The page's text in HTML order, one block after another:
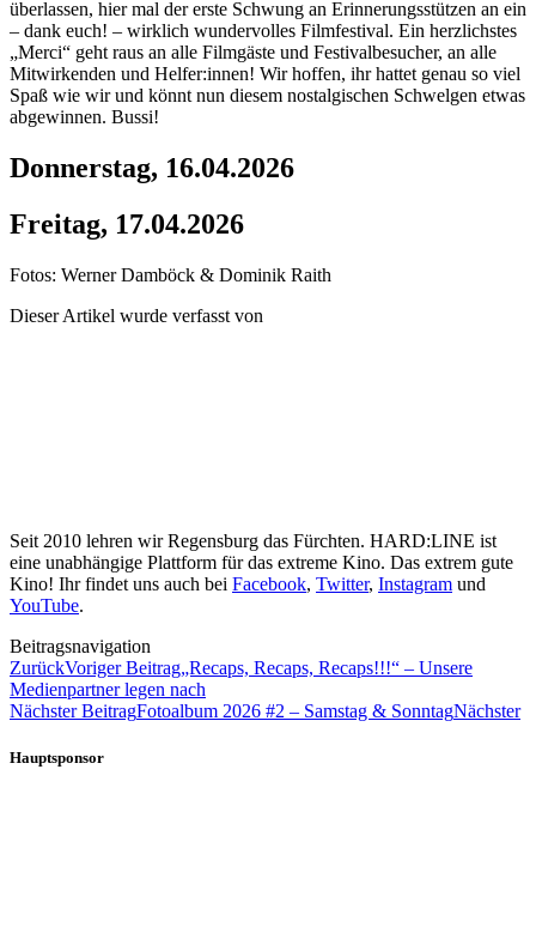
überlassen, hier mal der erste Schwung an Erinnerungsstützen an ein
– dank euch! – wirklich wundervolles Filmfestival. Ein herzlichstes
„Merci“ geht raus an alle Filmgäste und Festivalbesucher, an alle
Mitwirkenden und Helfer:innen! Wir hoffen, ihr hattet genau so viel
Spaß wie wir und könnt nun diesem nostalgischen Schwelgen etwas
abgewinnen. Bussi!
Donnerstag, 16.04.2026
Freitag, 17.04.2026
Fotos: Werner Damböck & Dominik Raith
Dieser Artikel wurde verfasst von
Seit 2010 lehren wir Regensburg das Fürchten. HARD:LINE ist
eine unabhängige Plattform für das extreme Kino. Das extrem gute
Kino! Ihr findet uns auch bei Facebook, Twitter, Instagram und
YouTube.
Beitragsnavigation
ZurückVoriger Beitrag„Recaps, Recaps, Recaps!!!“ – Unsere
Medienpartner legen nach
Nächster BeitragFotoalbum 2026 #2 – Samstag & SonntagNächster
Hauptsponsor